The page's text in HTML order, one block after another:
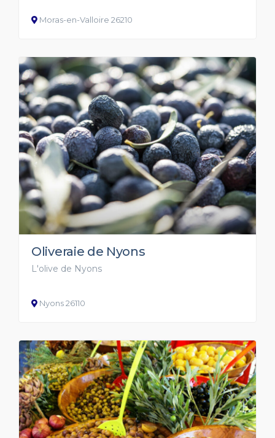
Moras-en-Valloire 26210
Oliveraie de Nyons
L'olive de Nyons
Nyons 26110